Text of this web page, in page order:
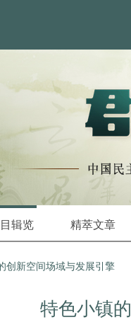
辑览 精萃文章
创新空间场域与发展引擎
特色小镇